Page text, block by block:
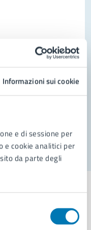
Informazioni sui cookie
e di sessione per
e cookie analitici per
da parte degli